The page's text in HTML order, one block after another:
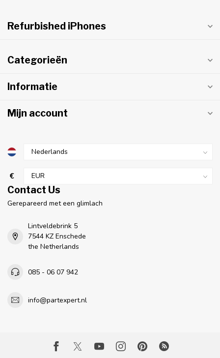
Refurbished iPhones
Categorieën
Informatie
Mijn account
€
Contact Us
Gerepareerd met een glimlach
Lintveldebrink 5
7544 KZ Enschede
the Netherlands
085 - 06 07 942
info@partexpert.nl